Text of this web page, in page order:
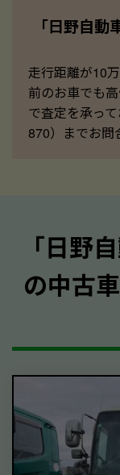
「日野自
走行距離が10
前のお車でも
で査定を承っ
870）までお問
｢日野
の中古